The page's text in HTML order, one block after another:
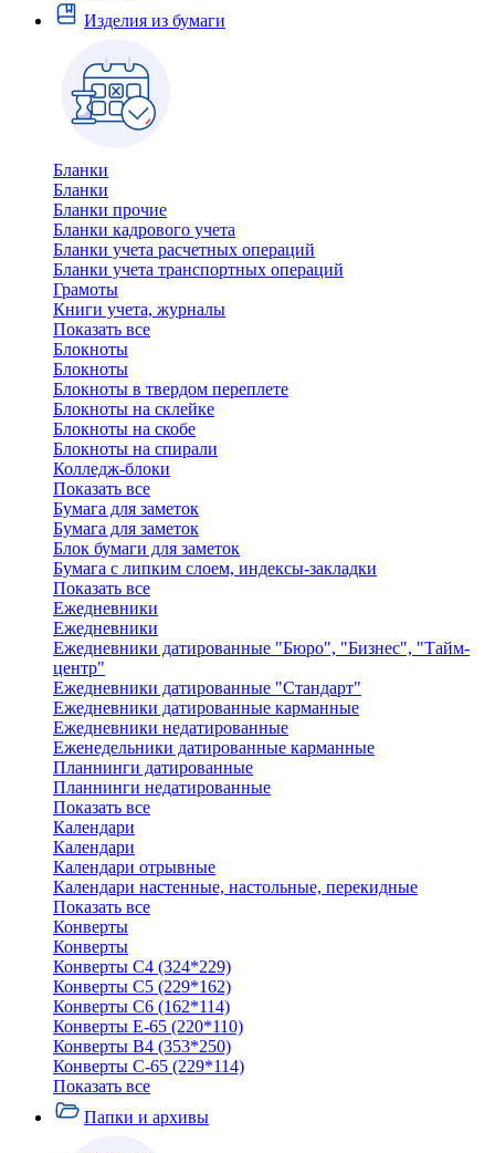
Изделия из бумаги
Бланки
Бланки
Бланки прочие
Бланки кадрового учета
Бланки учета расчетных операций
Бланки учета транспортных операций
Грамоты
Книги учета, журналы
Показать все
Блокноты
Блокноты
Блокноты в твердом переплете
Блокноты на склейке
Блокноты на скобе
Блокноты на спирали
Колледж-блоки
Показать все
Бумага для заметок
Бумага для заметок
Блок бумаги для заметок
Бумага с липким слоем, индексы-закладки
Показать все
Ежедневники
Ежедневники
Ежедневники датированные "Бюро", "Бизнес", "Тайм-
центр"
Ежедневники датированные "Стандарт"
Ежедневники датированные карманные
Ежедневники недатированные
Еженедельники датированные карманные
Планнинги датированные
Планнинги недатированные
Показать все
Календари
Календари
Календари отрывные
Календари настенные, настольные, перекидные
Показать все
Конверты
Конверты
Конверты C4 (324*229)
Конверты C5 (229*162)
Конверты C6 (162*114)
Конверты E-65 (220*110)
Конверты В4 (353*250)
Конверты С-65 (229*114)
Показать все
Папки и архивы